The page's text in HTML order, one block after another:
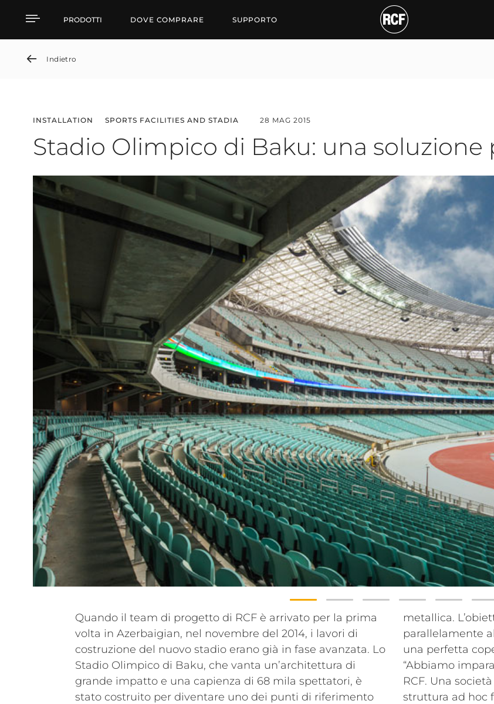
Stadio Olimpico di Baku: una soluzione
PRODOTTI DOVE COMPRARE SUPPORTO
Indietro
INSTALLATION SPORTS FACILITIES AND STADIA 28 MAG 2015
Stadio Olimpico di Baku: una soluzione
Quando il team di progetto di RCF è arrivato per la prima
volta in Azerbaigian, nel novembre del 2014, i lavori di
costruzione del nuovo stadio erano già in fase avanzata. Lo
Stadio Olimpico di Baku, che vanta un’architettura di
grande impatto e una capienza di 68 mila spettatori, è
stato costruito per diventare uno dei punti di riferimento
metallica.
parallelamente
una perfetta
“Abbiamo
RCF. Una
struttura ad hoc